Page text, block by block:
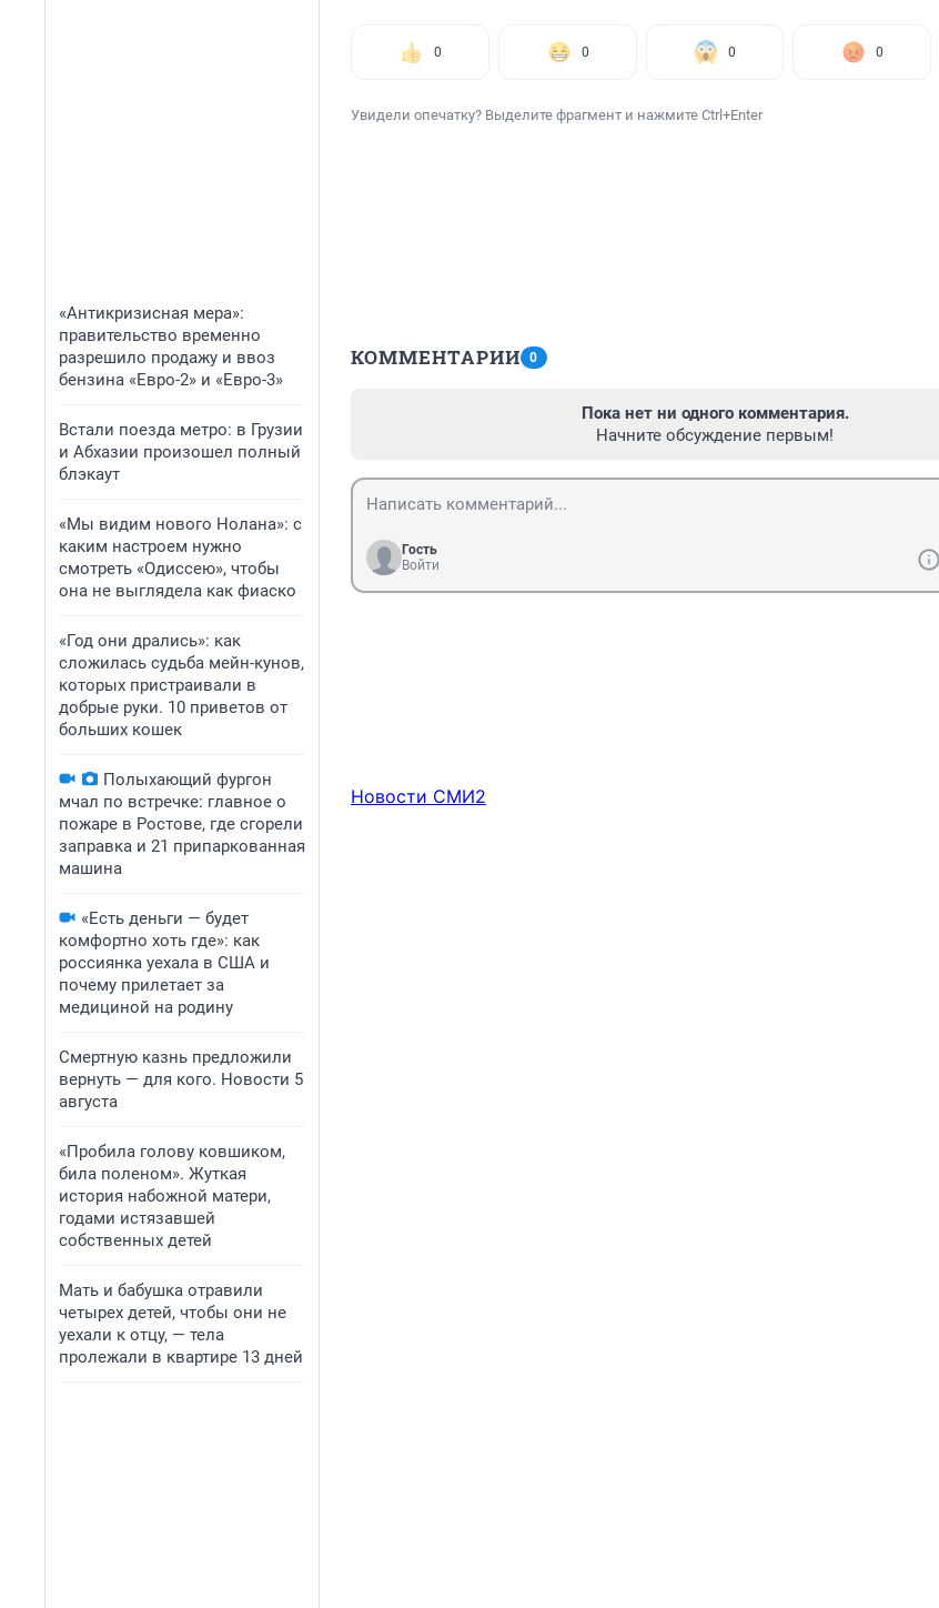
«Антикризисная мера»:
правительство временно
разрешило продажу и ввоз
бензина «Евро-2» и «Евро-3»
Встали поезда метро: в Грузии
и Абхазии произошел полный
блэкаут
«Мы видим нового Нолана»: с
каким настроем нужно
смотреть «Одиссею», чтобы
она не выглядела как фиаско
«Год они дрались»: как
сложилась судьба мейн-кунов,
которых пристраивали в
добрые руки. 10 приветов от
больших кошек
Полыхающий фургон
мчал по встречке: главное о
пожаре в Ростове, где сгорели
заправка и 21 припаркованная
машина
«Есть деньги — будет
комфортно хоть где»: как
россиянка уехала в США и
почему прилетает за
медициной на родину
Смертную казнь предложили
вернуть — для кого. Новости 5
августа
«Пробила голову ковшиком,
била поленом». Жуткая
история набожной матери,
годами истязавшей
собственных детей
Мать и бабушка отравили
четырех детей, чтобы они не
уехали к отцу, — тела
пролежали в квартире 13 дней
0 0 0 0
Увидели опечатку? Выделите фрагмент и нажмите Ctrl+Enter
КОММЕНТАРИИ 0
Пока нет ни одного комментария.
Начните обсуждение первым!
Гость
Войти
Новости СМИ2